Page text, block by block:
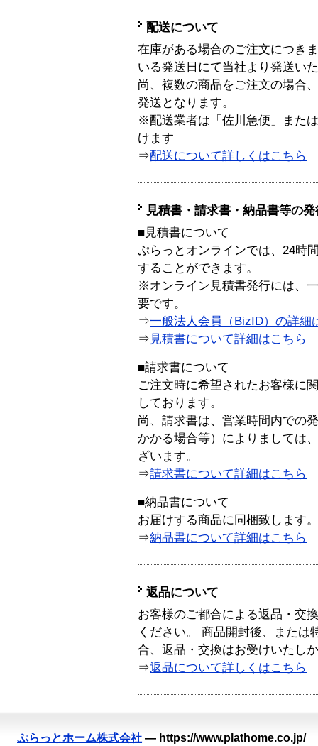
配送について
在庫がある場合のご注文につき
いる発送日にて当社より発送い
尚、複数の商品をご注文の場合
発送となります。
※配送業者は「佐川急便」また
けます
⇒配送について詳しくはこちら
見積書・請求書・納品書等の
■見積書について
ぷらっとオンラインでは、24時
することができます。
※オンライン見積書発行には、
要です。
⇒一般法人会員（BizID）の詳細
⇒ 見積書について詳細はこちら
■請求書について
ご注文時に希望されたお客様に
しております。
尚、請求書は、営業時間内での
かかる場合等）によりましては
ざいます。
⇒請求書について詳細はこちら
■納品書について
お届けする商品に同梱致します。
⇒納品書について詳細はこちら
返品について
お客様のご都合による返品・交
ください。 商品開封後、または
合、返品・交換はお受けいたし
⇒返品について詳しくはこちら
ぷらっとホーム株式会社 — https://www.plathome.co.jp/